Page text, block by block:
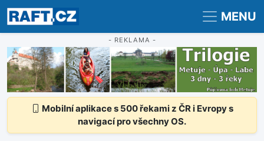
Registrace Přihlášení MENU
- REKLAMA -
Mobilní aplikace s 500 řekami z ČR i Evropy s
navigací pro všechny OS.